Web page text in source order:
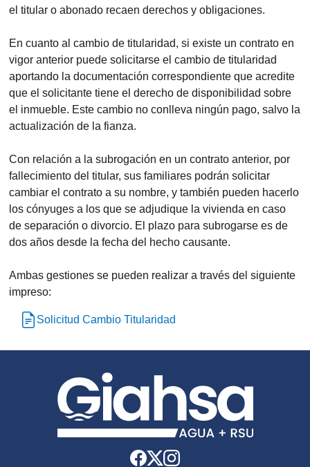
el titular o abonado recaen derechos y obligaciones.
En cuanto al cambio de titularidad, si existe un contrato en
vigor anterior puede solicitarse el cambio de titularidad
aportando la documentación correspondiente que acredite
que el solicitante tiene el derecho de disponibilidad sobre
el inmueble. Este cambio no conlleva ningún pago, salvo la
actualización de la fianza.
Con relación a la subrogación en un contrato anterior, por
fallecimiento del titular, sus familiares podrán solicitar
cambiar el contrato a su nombre, y también pueden hacerlo
los cónyuges a los que se adjudique la vivienda en caso
de separación o divorcio. El plazo para subrogarse es de
dos años desde la fecha del hecho causante.
Ambas gestiones se pueden realizar a través del siguiente
impreso:
Solicitud Cambio Titularidad